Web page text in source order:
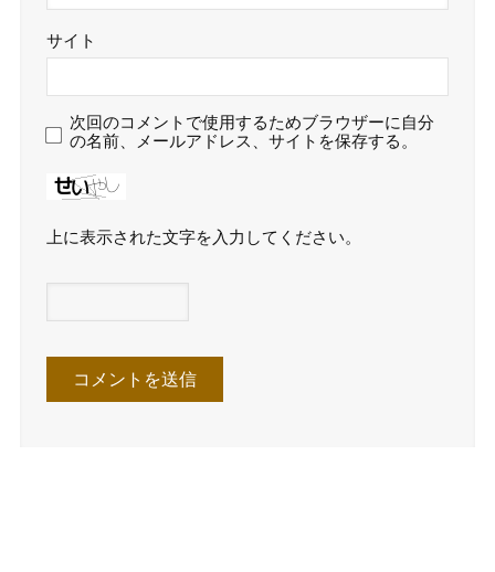
サイト
次回のコメントで使用するためブラウザーに自分
の名前、メールアドレス、サイトを保存する。
上に表示された文字を入力してください。